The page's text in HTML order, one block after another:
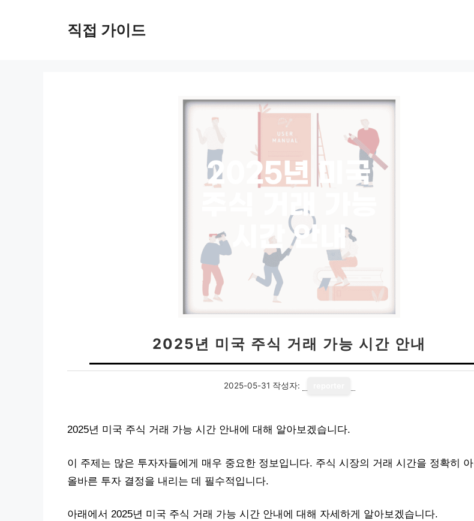
직접 가이드
2025년 미국 주식 거래 가능 시간 안내
2025-05-31 작성자:
2025년 미국 주식 거래 가능 시간 안내에 대해 알아보겠습니다.
이 주제는 많은 투자자들에게 매우 중요한 정보입니다. 주식 시장의 거래 시간을 정확히
올바른 투자 결정을 내리는 데 필수적입니다.
아래에서 2025년 미국 주식 거래 가능 시간 안내에 대해 자세하게 알아보겠습니다.